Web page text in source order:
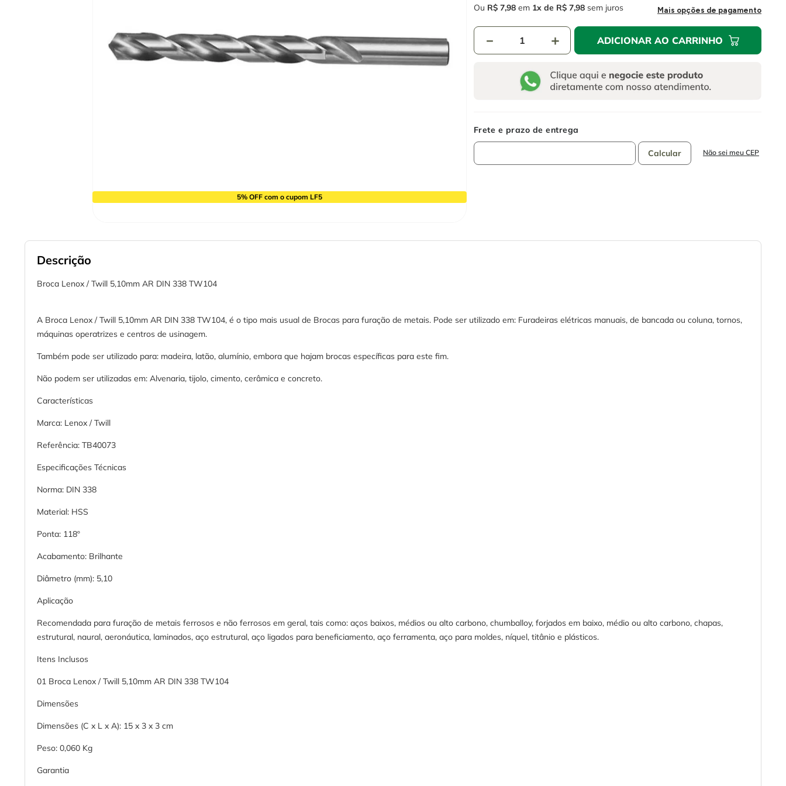
5% OFF com o cupom LF5
Ou R$ 7,98 em 1 R$ 7,98 sem juros Mais opções de pagamento
＋
－ ADICIONAR AO CARRINHO
Não sei meu CEP
Descrição
Broca Lenox / Twill 5,10mm AR DIN 338 TW104
A Broca Lenox / Twill 5,10mm AR DIN 338 TW104, é o tipo mais usual de Brocas para furação de metais. Pode ser utilizado em: Furadeiras elétricas manuais, de bancada ou coluna, tornos,
máquinas operatrizes e centros de usinagem.
Também pode ser utilizado para: madeira, latão, alumínio, embora que hajam brocas específicas para este fim.
Não podem ser utilizadas em: Alvenaria, tijolo, cimento, cerâmica e concreto.
Características
Marca: Lenox / Twill
Referência: TB40073
Especificações Técnicas
Norma: DIN 338
Material: HSS
Ponta: 118º
Acabamento: Brilhante
Diâmetro (mm): 5,10
Aplicação
Recomendada para furação de metais ferrosos e não ferrosos em geral, tais como: aços baixos, médios ou alto carbono, chumballoy, forjados em baixo, médio ou alto carbono, chapas,
estrutural, naural, aeronáutica, laminados, aço estrutural, aço ligados para beneficiamento, aço ferramenta, aço para moldes, níquel, titânio e plásticos.
Itens Inclusos
01 Broca Lenox / Twill 5,10mm AR DIN 338 TW104
Dimensões
Dimensões (C x L x A): 15 x 3 x 3 cm
Peso: 0,060 Kg
Garantia